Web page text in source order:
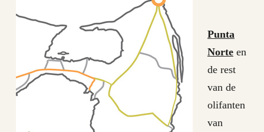
Punta
Norteen
de rest
van de
olifanten
van